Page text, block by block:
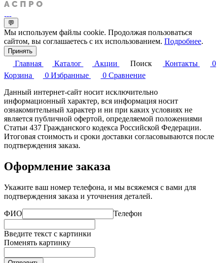
💬
Мы используем файлы cookie. Продолжая пользоваться
сайтом, вы соглашаетесь с их использованием. Подробнее.
Принять
Главная Каталог Акции Поиск Контакты
0
Корзина
0 Избранные 0 Сравнение
Данный интернет-сайт носит исключительно
информационный характер, вся информация носит
ознакомительный характер и ни при каких условиях не
является публичной офертой, определяемой положениями
Статьи 437 Гражданского кодекса Российской Федерации.
Итоговая стоимость и сроки доставки согласовываются после
подтверждения заказа.
Оформление заказа
Укажите ваш номер телефона, и мы всяжемся с вами для
подтверждения заказа и уточнения деталей.
ФИО Телефон
Введите текст с картинки
Поменять картинку